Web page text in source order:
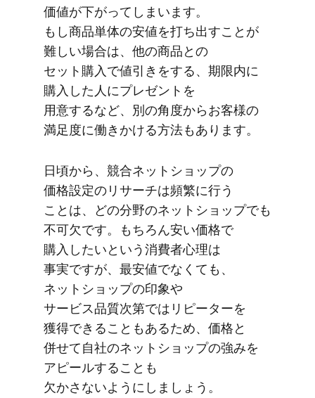
価値が​下がってしまいます。​
もし商品単体の​安値を​打ち出すことが​
難しい​場合は、​他の​商品との​
セット購入で​値引きを​する、​期限内に​
購入した​人に​プレゼントを​
用意するなど、​別の​角度から​お客様の​
満足度に​働きかける​方​法も​あります。
日頃から、​競合ネットショップの​
価格設定の​リサーチは​頻繁に​行う​
ことは、​どの​分野の​ネットショップでも​
不可欠です。​もちろん​安い​価格で​
購入したいと​いう​消費者心理は​
事実ですが、​最安値でなくても、​
ネットショップの​印象や​
サービス品質次第では​リピーターを​
獲得できることもある​ため、​価格と​
併せて​自社の​ネットショップの​強みを​
アピールする​ことも​
欠かさないようにしましょう。